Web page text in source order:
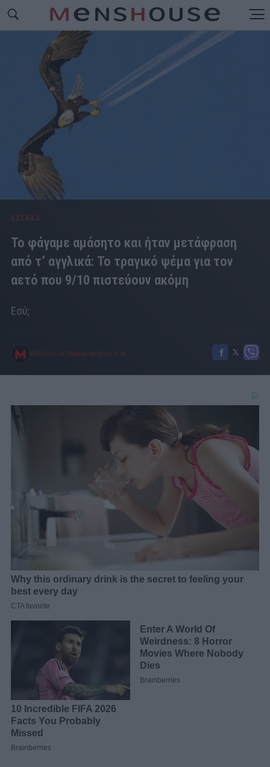
EXTRAS
Το φάγαμε αμάσητο και ήταν μετάφραση
από τ’ αγγλικά: Το τραγικό ψέμα για τον
αετό που 9/10 πιστεύουν ακόμη
Εσύ;
MENSHOUSE TEAM 23/08/2024 21:06